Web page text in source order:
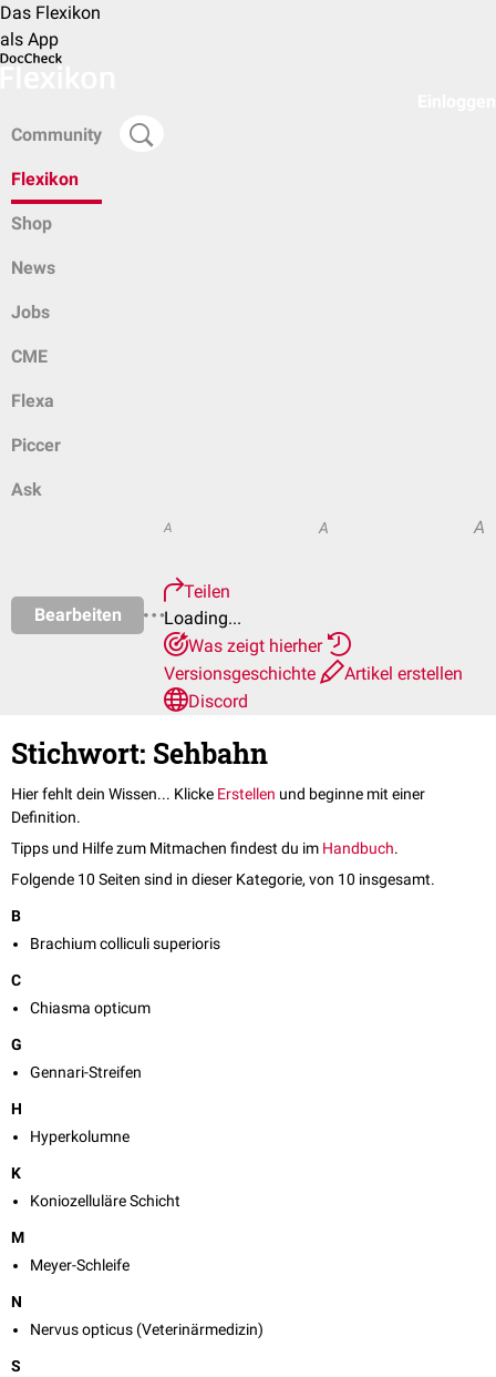
Das Flexikon
als App
Community
Flexikon
Shop
News
Jobs
CME
Flexa
Piccer
Ask
Bearbeiten
A A A
Teilen
Loading...
Was zeigt hierher
Versionsgeschichte
Artikel erstellen
Discord
Stichwort: Sehbahn
Hier fehlt dein Wissen... Klicke Erstellen und beginne mit einer
Definition.
Tipps und Hilfe zum Mitmachen findest du im Handbuch.
Folgende 10 Seiten sind in dieser Kategorie, von 10 insgesamt.
B
Brachium colliculi superioris
C
Chiasma opticum
G
Gennari-Streifen
H
Hyperkolumne
K
Koniozelluläre Schicht
M
Meyer-Schleife
N
Nervus opticus (Veterinärmedizin)
S